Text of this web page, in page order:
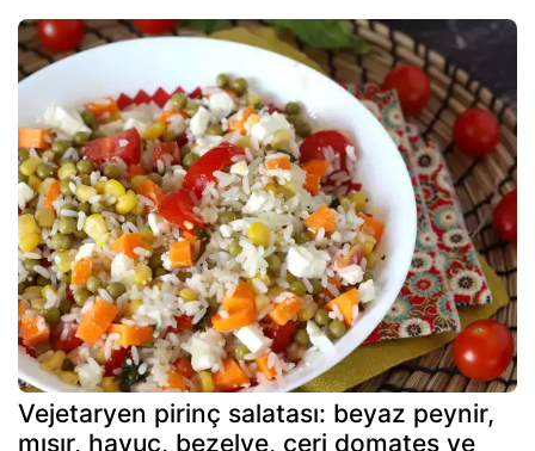
Vejetaryen pirinç salatası: beyaz peynir,
mısır, havuç, bezelye, çeri domates ve